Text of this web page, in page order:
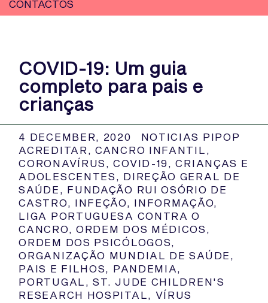
CONTACTOS
COVID-19: Um guia
completo para pais e
crianças
4 DECEMBER, 2020
NOTICIAS PIPOP
ACREDITAR,CANCRO INFANTIL ,
CORONAVÍRUS,COVID-19,CRIANÇAS E
ADOLESCENTES, DIREÇÃO GERAL DE
SAÚDE , FUNDAÇÃO RUI OSÓRIO DE
CASTRO, INFEÇÃO, INFORMAÇÃO,
LIGA PORTUGUESA CONTRA O
CANCRO, ORDEM DOS MÉDICOS,
ORDEM DOS PSICÓLOGOS,
ORGANIZAÇÃO MUNDIAL DE SAÚDE ,
PAIS E FILHOS, PANDEMIA,
PORTUGAL ,ST. JUDE CHILDREN'S
RESEARCH HOSPITAL, VÍRUS